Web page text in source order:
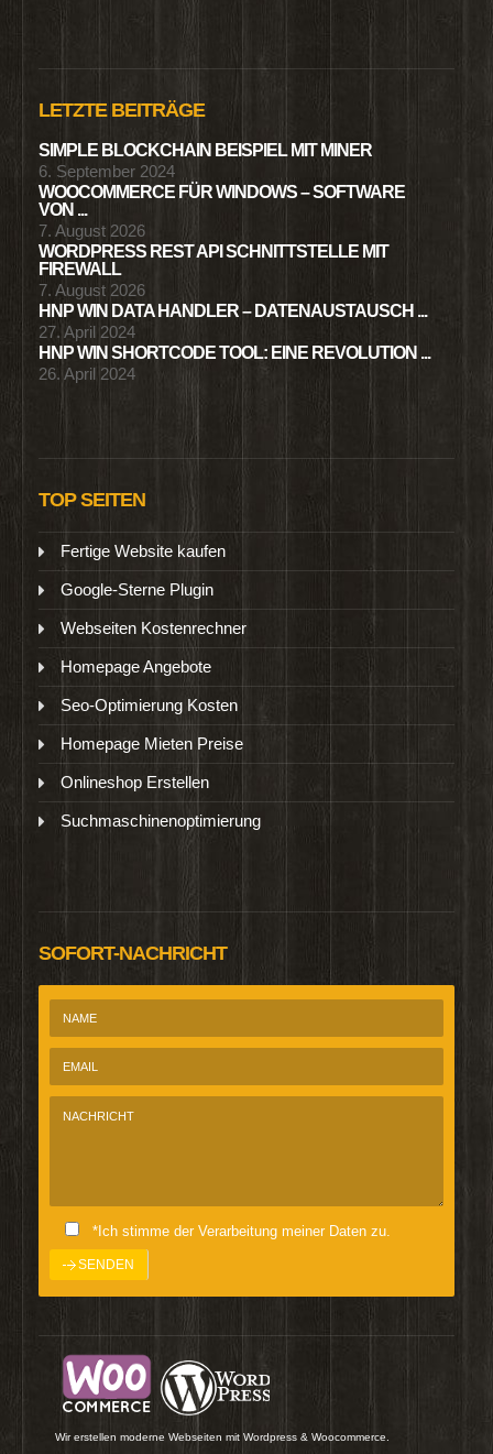
LETZTE BEITRÄGE
SIMPLE BLOCKCHAIN BEISPIEL MIT MINER
6. September 2024
WOOCOMMERCE FÜR WINDOWS – SOFTWARE
VON ...
7. August 2026
WORDPRESS REST API SCHNITTSTELLE MIT
FIREWALL
7. August 2026
HNP WIN DATA HANDLER – DATENAUSTAUSCH ...
27. April 2024
HNP WIN SHORTCODE TOOL: EINE REVOLUTION ...
26. April 2024
TOP SEITEN
Fertige Website kaufen
Google-Sterne Plugin
Webseiten Kostenrechner
Homepage Angebote
Seo-Optimierung Kosten
Homepage Mieten Preise
Onlineshop Erstellen
Suchmaschinenoptimierung
SOFORT-NACHRICHT
*Ich stimme der Verarbeitung meiner Daten zu.
Wir erstellen moderne Webseiten mit Wordpress & Woocommerce.